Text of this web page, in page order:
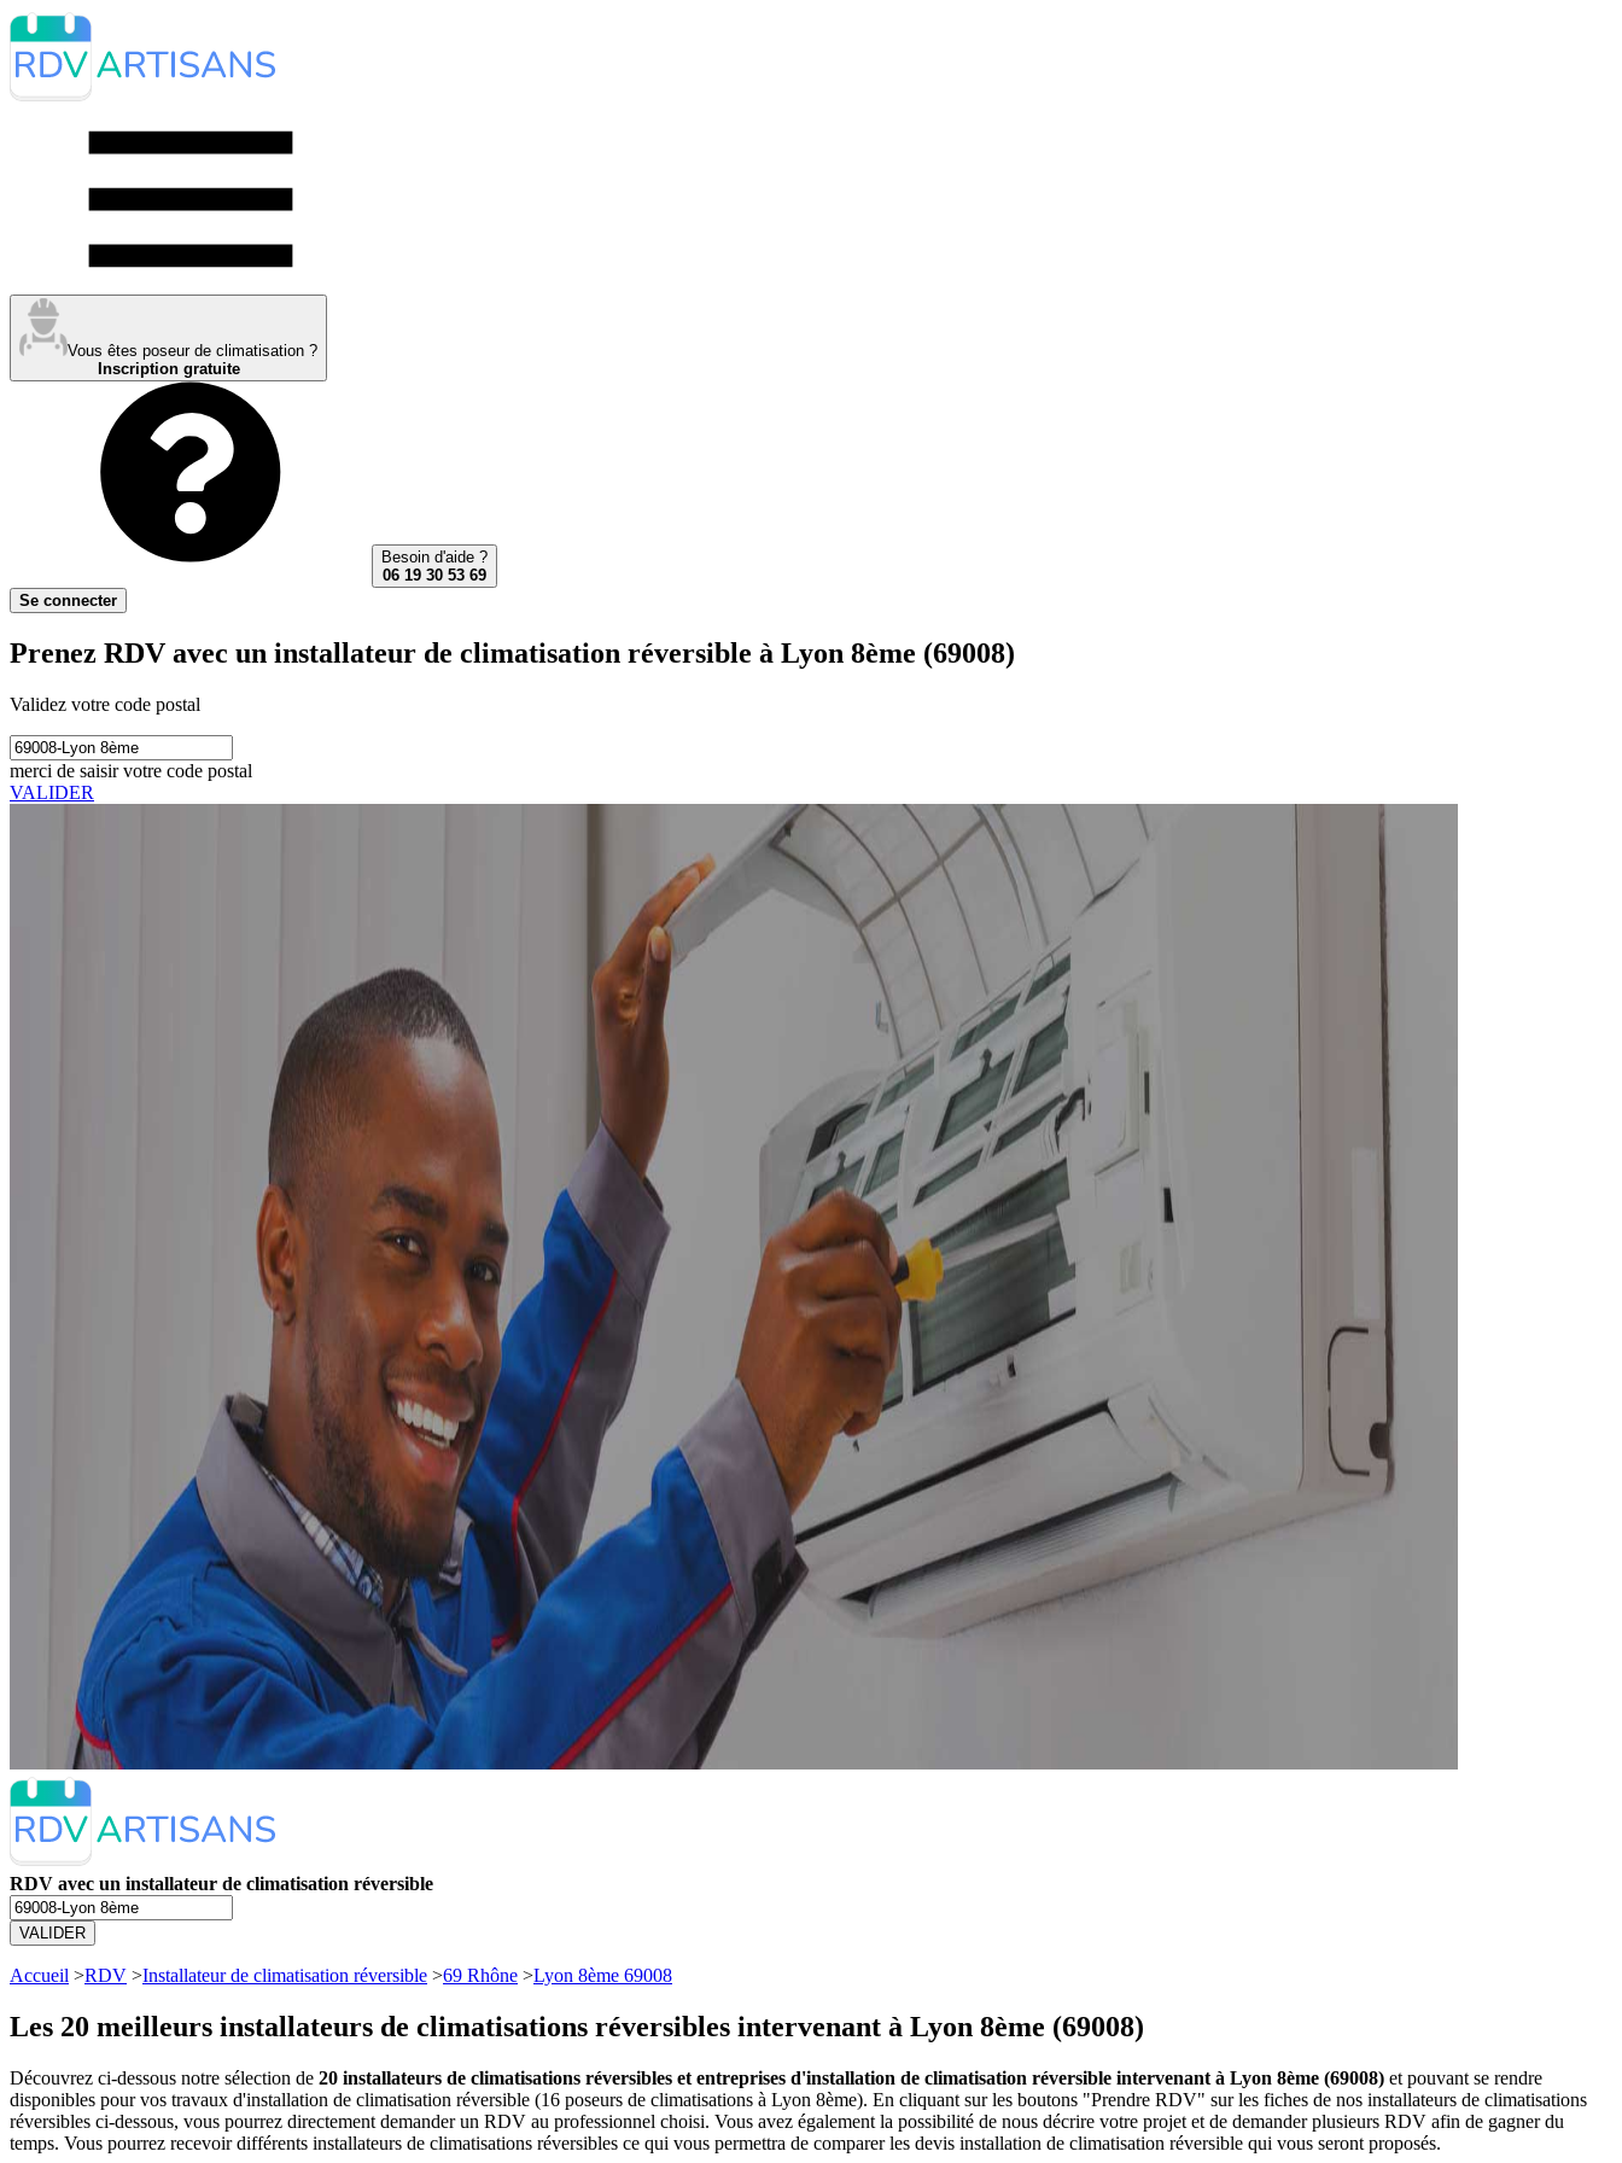
Vous êtes poseur de climatisation ?
Inscription gratuite
Besoin d'aide ?
06 19 30 53 69
Se connecter
Prenez RDV avec un installateur de climatisation réversible à Lyon 8ème (69008)
Validez votre code postal
merci de saisir votre code postal
VALIDER
RDV avec un installateur de climatisation réversible
VALIDER
Accueil >RDV >Installateur de climatisation réversible >69 Rhône >Lyon 8ème 69008
Les 20 meilleurs installateurs de climatisations réversibles intervenant à Lyon 8ème (69008)
Découvrez ci-dessous notre sélection de 20 installateurs de climatisations réversibles et entreprises d'installation de climatisation réversible intervenant à Lyon 8ème (69008) et pouvant se rendre
disponibles pour vos travaux d'installation de climatisation réversible (16 poseurs de climatisations à Lyon 8ème). En cliquant sur les boutons "Prendre RDV" sur les fiches de nos installateurs de climatisations
réversibles ci-dessous, vous pourrez directement demander un RDV au professionnel choisi. Vous avez également la possibilité de nous décrire votre projet et de demander plusieurs RDV afin de gagner du
temps. Vous pourrez recevoir différents installateurs de climatisations réversibles ce qui vous permettra de comparer les devis installation de climatisation réversible qui vous seront proposés.